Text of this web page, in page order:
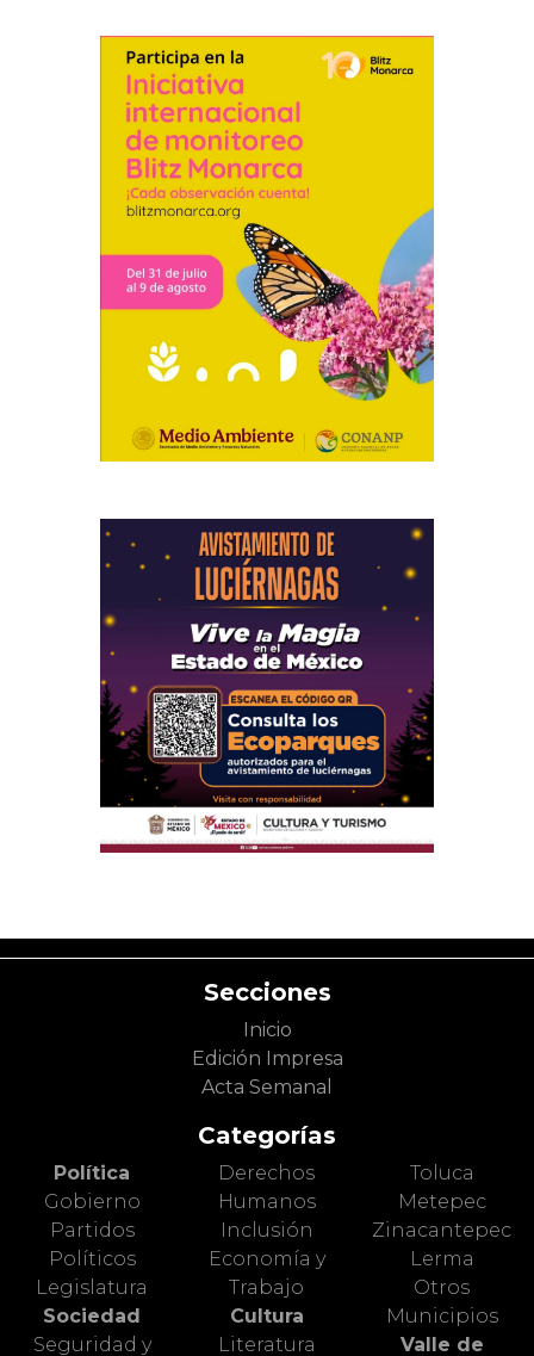
Secciones
Inicio
Edición Impresa
Acta Semanal
Categorías
Política
Gobierno
Partidos
Políticos
Legislatura
Sociedad
Seguridad y
Derechos
Humanos
Inclusión
Economía y
Trabajo
Cultura
Literatura
Toluca
Metepec
Zinacantepec
Lerma
Otros
Municipios
Valle de